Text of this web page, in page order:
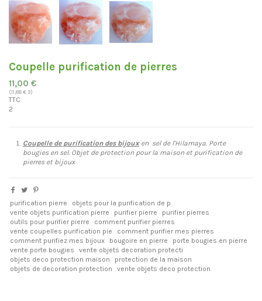
Coupelle purification de pierres
11,00 €
(11,88 € 3)
TTC
2
Coupelle de purification des bijoux en sel de l'Hilamaya. Porte
bougies en sel. Objet de protection pour la maison et purification de
pierres et bijoux
purification pierre
objets pour la purification de p
vente objets purification pierre
purifier pierre
purifier pierres
outils pour purifier pierre
comment purifier pierres
vente coupelles purification pie
comment purifier mes pierres
comment purifiez mes bijoux
bougoire en pierre
porte bougies en pierre
vente porte bougies
vente objets decoration protecti
objets deco protection maison
protection de la maison
objets de decoration protection
vente objets deco protection